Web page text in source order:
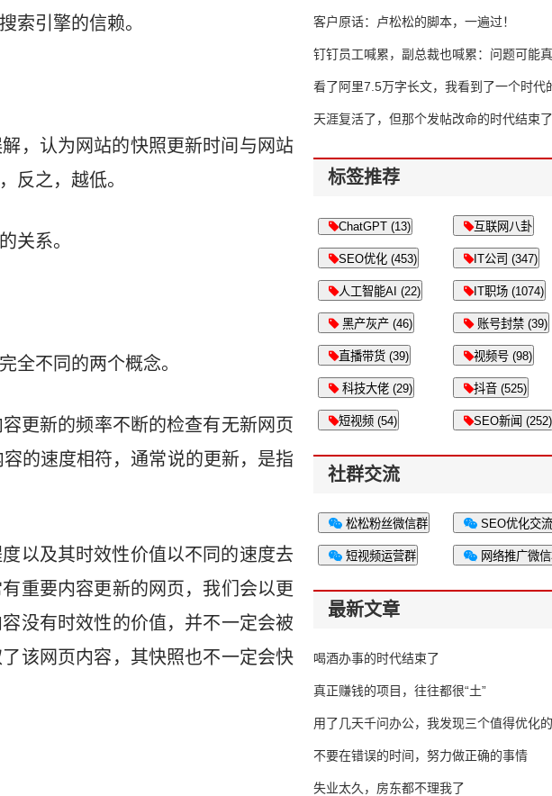
索引擎的信赖。
，认为网站的快照更新时间与网站
反之，越低。
关系。
全不同的两个概念。
更新的频率不断的检查有无新网页
的速度相符，通常说的更新，是指
以及其时效性价值以不同的速度去
重要内容更新的网页，我们会以更
没有时效性的价值，并不一定会被
该网页内容，其快照也不一定会快
客户原话：卢松松的脚本，一遍过！
钉钉员工喊累，副总裁也喊累：问题可能
了
看了阿里7.5万字长文，我看到了一个时代
天涯复活了，但那个发帖改命的时代结束了
标签推荐
ChatGPT (13) 互联网八卦
SEO优化 (453) IT公司 (347)
人工智能AI (22) IT职场 (1074)
黑产灰产 (46) 账号封禁 (39)
直播带货 (39) 视频号 (98)
科技大佬 (29) 抖音 (525)
短视频 (54) SEO新闻 (252)
社群交流
松松粉丝微信群 SEO优化交
短视频运营群 网络推广微
最新文章
喝酒办事的时代结束了
真正赚钱的项目，往往都很“土”
用了几天千问办公，我发现三个值得优化
不要在错误的时间，努力做正确的事情
失业太久，房东都不理我了